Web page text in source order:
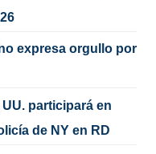
expresa orgullo por
participará en
de NY en RD